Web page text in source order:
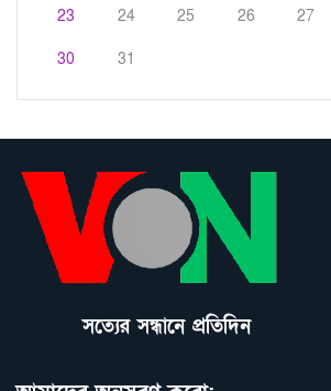
23 24 25 26 27
30 31
সত্যের সন্ধানে প্রতিদিন